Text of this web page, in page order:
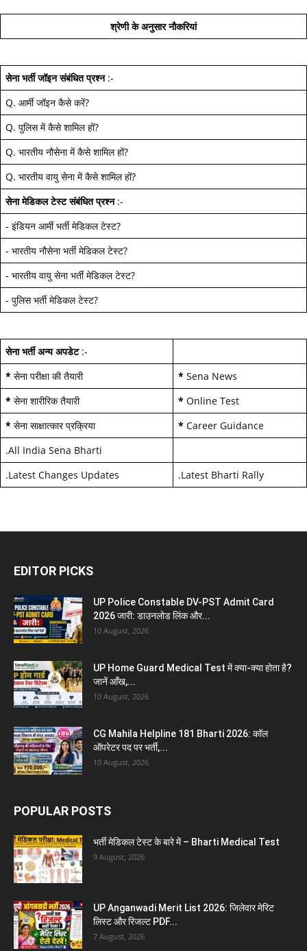
श्रेणी के अनुसार नौकरियां
सेना भर्ती जॉइन संबंधित प्रश्न:-
Q. आर्मी जॉइन कैसे करें?
Q. पुलिस में कैसे शामिल हों?
Q. भारतीय नौसेना में कैसे शामिल हों?
Q. भारतीय वायु सेना में कैसे शामिल हों?
सेना मेडिकल टेस्ट संबंधित प्रश्न:-
- इंडियन आर्मी भर्ती मेडिकल टेस्ट?
- भारतीय नौसेना भर्ती मेडिकल टेस्ट?
- भारतीय वायु सेना भर्ती मेडिकल टेस्ट?
- पुलिस भर्ती मेडिकल टेस्ट?
सेना भर्ती अन्य अपडेट:-
* सेना परीक्षा की तैयारी * Sena News
* सेना शारीरिक तैयारी * Online Test
* सेना साक्षात्कार प्रक्रिया * Career Guidance
.All India Sena Bharti
.Latest Changes Updates .Latest Bharti Rally
EDITOR PICKS
UP Police Constable DV-PST Admit Card
2026 जारी: डाउनलोड लिंक और...
10 August, 2026
UP Home Guard Medical Test में क्या-क्या होता है?
जानें आँख,...
10 August, 2026
CG Mahila Helpline 181 Bharti 2026: कॉल
ऑपरेटर पद पर भर्ती,...
10 August, 2026
POPULAR POSTS
भर्ती मेडिकल टेस्ट के बारे में – Bharti Medical Test
9 August, 2026
UP Anganwadi Merit List 2026: जिलेवार मेरिट
लिस्ट और रिजल्ट PDF...
7 August, 2026